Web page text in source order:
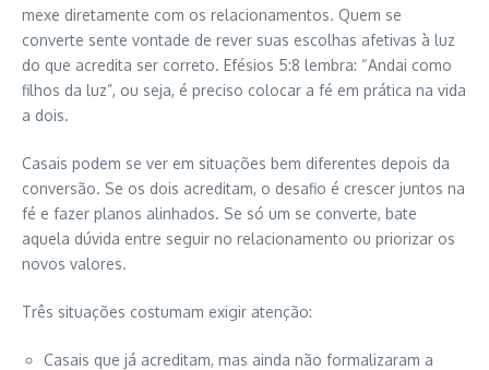
mexe diretamente com os relacionamentos. Quem se
converte sente vontade de rever suas escolhas afetivas à luz
do que acredita ser correto. Efésios 5:8 lembra: “Andai como
filhos da luz”, ou seja, é preciso colocar a fé em prática na vida
a dois.
Casais podem se ver em situações bem diferentes depois da
conversão. Se os dois acreditam, o desafio é crescer juntos na
fé e fazer planos alinhados. Se só um se converte, bate
aquela dúvida entre seguir no relacionamento ou priorizar os
novos valores.
Três situações costumam exigir atenção:
Casais que já acreditam, mas ainda não formalizaram a